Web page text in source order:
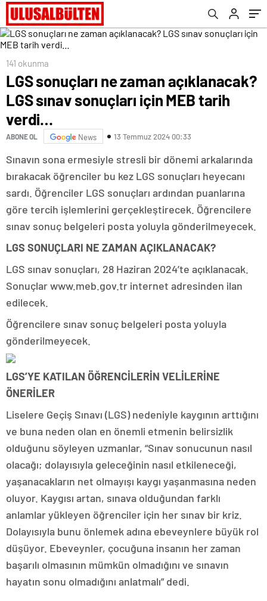
141 okunma
LGS sonuçları ne zaman açıklanacak?
LGS sınav sonuçları için MEB tarih
verdi…
ABONE OL News 13 Temmuz 2024 00:33
Sınavın sona ermesiyle stresli bir dönemi arkalarında
bırakacak öğrenciler bu kez LGS sonuçları heyecanı
sardı. Öğrenciler LGS sonuçları ardından puanlarına
göre tercih işlemlerini gerçekleştirecek. Öğrencilere
sınav sonuç belgeleri posta yoluyla gönderilmeyecek.
LGS SONUÇLARI NE ZAMAN AÇIKLANACAK?
LGS sınav sonuçları, 28 Haziran 2024’te açıklanacak.
Sonuçlar www.meb.gov.tr internet adresinden ilan
edilecek.
Öğrencilere sınav sonuç belgeleri posta yoluyla
gönderilmeyecek.
LGS’YE KATILAN ÖĞRENCİLERİN VELİLERİNE
ÖNERİLER
Liselere Geçiş Sınavı (LGS) nedeniyle kaygının arttığını
ve buna neden olan en önemli etmenin belirsizlik
olduğunu söyleyen uzmanlar, “Sınav sonucunun nasıl
olacağı; dolayısıyla geleceğinin nasıl etkileneceği,
yaşanacakların net olmayışı kaygı yaşanmasına neden
oluyor. Kaygısı artan, sınava olduğundan farklı
anlamlar yükleyen öğrenciler için her sınav bir kriz.
Dolayısıyla bunu önlemek adına ebeveynlere büyük rol
düşüyor. Ebeveynler, çocuğuna insanın her zaman
başarılı olmasının mümkün olmadığını ve sınavın
hayatın sonu olmadığını anlatmalı” dedi.